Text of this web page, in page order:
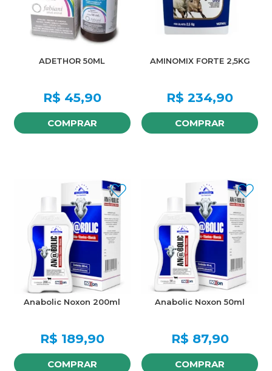
ADETHOR 50ML
R$ 45,90
COMPRAR
AMINOMIX FORTE 2,5KG
R$ 234,90
COMPRAR
Anabolic Noxon 200ml
R$ 189,90
COMPRAR
Anabolic Noxon 50ml
R$ 87,90
COMPRAR